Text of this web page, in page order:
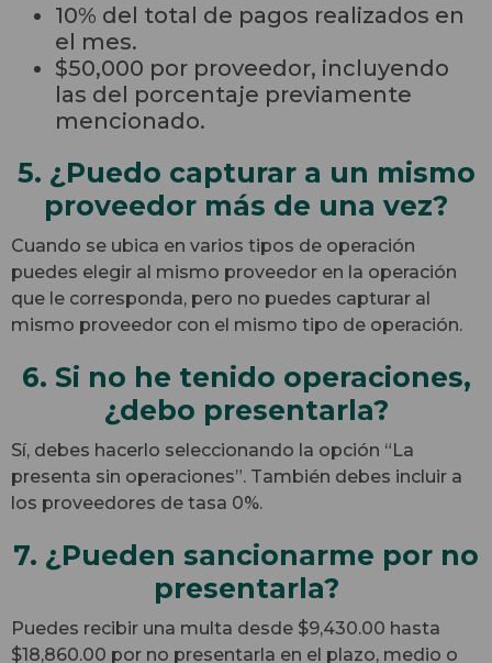
10% del total de pagos realizados en
el mes.
$50,000 por proveedor, incluyendo
las del porcentaje previamente
mencionado.
5. ¿Puedo capturar a un mismo
proveedor más de una vez?
Cuando se ubica en varios tipos de operación
puedes elegir al mismo proveedor en la operación
que le corresponda, pero no puedes capturar al
mismo proveedor con el mismo tipo de operación.
6. Si no he tenido operaciones,
¿debo presentarla?
Sí, debes hacerlo seleccionando la opción “La
presenta sin operaciones”. También debes incluir a
los proveedores de tasa 0%.
7. ¿Pueden sancionarme por no
presentarla?
Puedes recibir una multa desde $9,430.00 hasta
$18,860.00 por no presentarla en el plazo, medio o